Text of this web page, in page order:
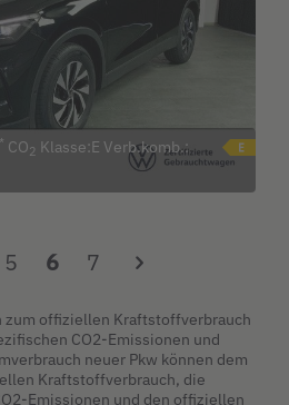
CO2 Klasse:E Verb.komb.:
5 6 7
offiziellen Kraftstoffverbrauch
CO2-Emissionen und
neuer Pkw können dem
Kraftstoffverbrauch, die
Emissionen und den offiziellen